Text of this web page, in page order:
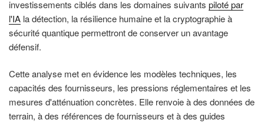
investissements ciblés dans les domaines suivants piloté par
l'IA la détection, la résilience humaine et la cryptographie à
sécurité quantique permettront de conserver un avantage
défensif.
Cette analyse met en évidence les modèles techniques, les
capacités des fournisseurs, les pressions réglementaires et les
mesures d'atténuation concrètes. Elle renvoie à des données de
terrain, à des références de fournisseurs et à des guides